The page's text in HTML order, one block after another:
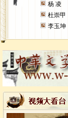
杨 凌
杜崇甲
李玉坤